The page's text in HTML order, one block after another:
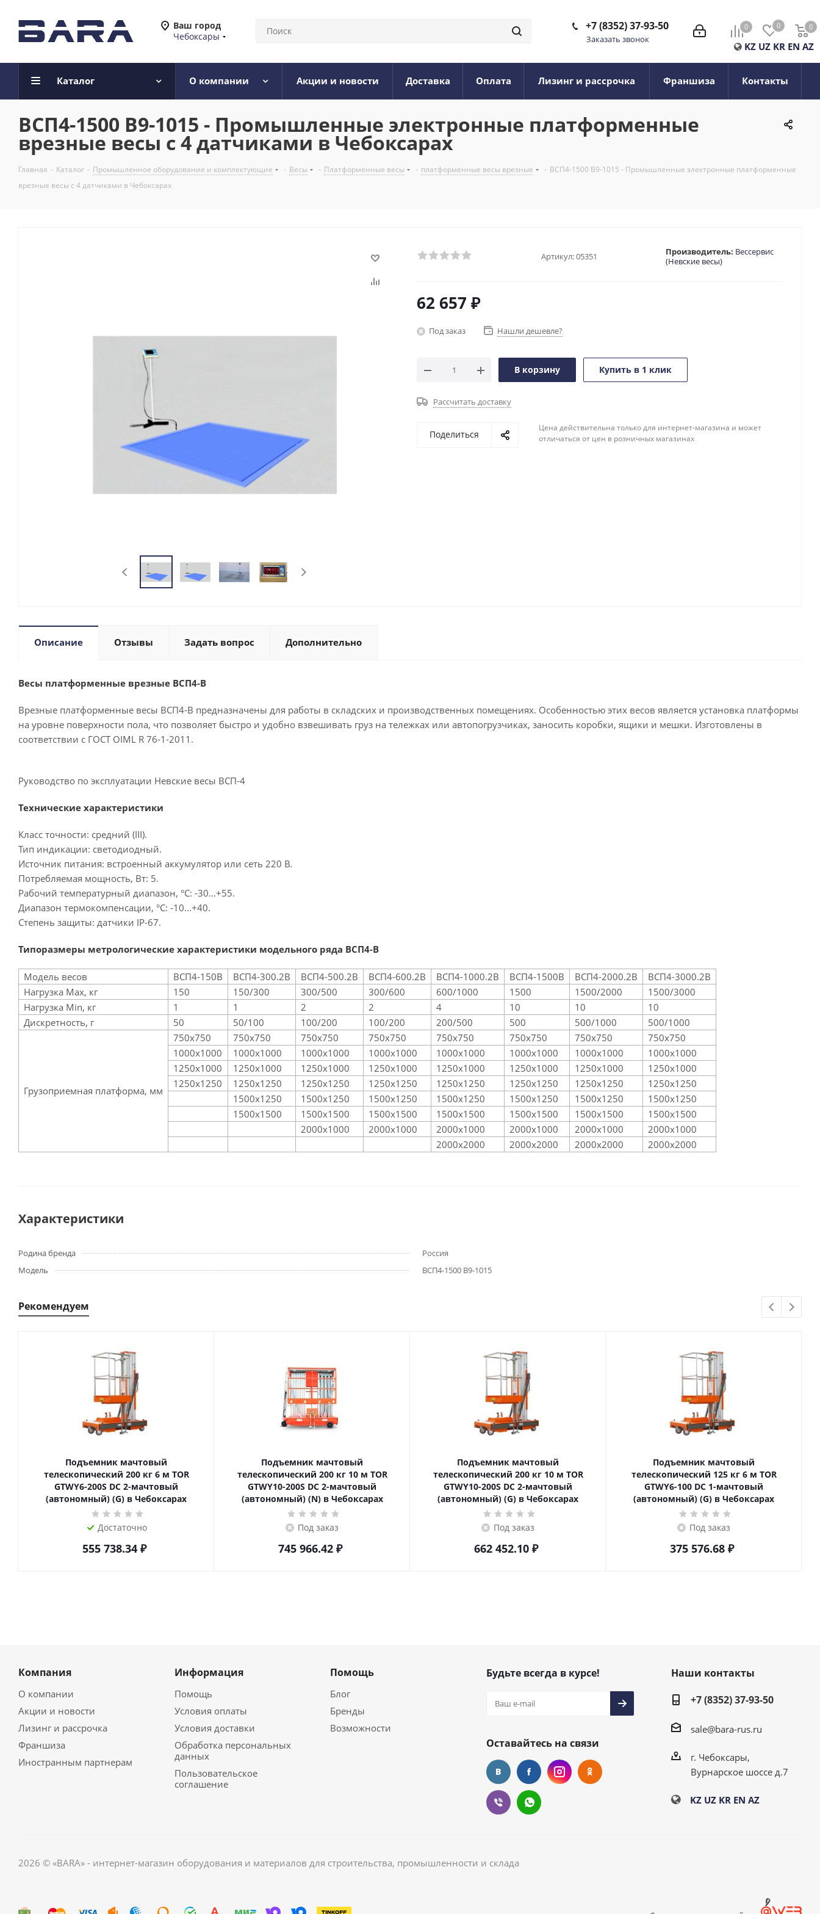
Ваш город
Чебоксары
0 0 0
0
KZ UZ KR EN AZ
+7 (8352) 37-93-50
Заказать звонок
Каталог О компании Акции и новости Доставка Оплата Лизинг и рассрочка Франшиза Контакты
ВСП4-1500 В9-1015 - Промышленные электронные платформенные
врезные весы с 4 датчиками в Чебоксарах
Главная - Каталог - Промышленное оборудование и комплектующие - Весы - Платформенные весы - платформенные весы врезные - ВСП4-1500 В9-1015 - Промышленные электронные платформенные
врезные весы с 4 датчиками в Чебоксарах
Артикул:05351 Производитель: Вессервис
(Невские весы)
62 657 ₽
Под заказ Нашли дешевле?
В корзину Купить в 1 клик
Рассчитать доставку
Поделиться
Цена действительна только для интернет-магазина и может
отличаться от цен в розничных магазинах
Описание Отзывы Задать вопрос Дополнительно
Весы платформенные врезные ВСП4-В
Врезные платформенные весы ВСП4-В предназначены для работы в складских и производственных помещениях. Особенностью этих весов является установка платформы
на уровне поверхности пола, что позволяет быстро и удобно взвешивать груз на тележках или автопогрузчиках, заносить коробки, ящики и мешки. Изготовлены в
соответствии с ГОСТ OIML R 76-1-2011.
Руководство по эксплуатации Невские весы ВСП-4
Технические характеристики
Класс точности: средний (III).
Тип индикации: светодиодный.
Источник питания: встроенный аккумулятор или сеть 220 В.
Потребляемая мощность, Вт: 5.
Рабочий температурный диапазон, °С: -30...+55.
Диапазон термокомпенсации, °С: -10...+40.
Степень защиты: датчики IP-67.
Типоразмеры метрологические характеристики модельного ряда ВСП4-В
Модель весов ВСП4-150В ВСП4-300.2В ВСП4-500.2В ВСП4-600.2В ВСП4-1000.2В ВСП4-1500В ВСП4-2000.2В
ВСП4-3000.2В
Нагрузка Max, кг
150 150/300 300/500 300/600 600/1000 1500 1500/2000
1500/3000
Нагрузка Min, кг
1 1 2 2 4 10 10
10
Дискретность, г
50 50/100 100/200 100/200 200/500 500 500/1000 500/1000
Грузоприемная платформа, мм
750х750 750х750 750х750 750х750 750х750 750х750 750х750
750х750
1000х1000
1000х1000 1000х1000 1000х1000 1000х1000 1000х1000 1000х1000
1000х1000
1250х1000
1250х1000 1250х1000 1250х1000 1250х1000 1250х1000 1250х1000
1250х1000
1250х1250
1250х1250 1250х1250 1250х1250 1250х1250 1250х1250 1250х1250
1250х1250
1500х1250
1500х1250 1500х1250 1500х1250 1500х1250 1500х1250
1500х1250
1500х1500
1500х1500 1500х1500 1500х1500 1500х1500 1500х1500
1500х1500
2000х1000
2000х1000 2000х1000 2000х1000 2000х1000
2000х1000
2000х2000
2000х2000 2000х2000 2000х2000
Характеристики
Родина бренда
Россия
Модель
ВСП4-1500 В9-1015
Рекомендуем
Подъемник мачтовый
телескопический 200 кг 6 м TOR
GTWY6-200S DC 2-мачтовый
(автономный) (G) в Чебоксарах
Достаточно
555 738.34₽
Подъемник мачтовый
телескопический 200 кг 10 м TOR
GTWY10-200S DC 2-мачтовый
(автономный) (N) в Чебоксарах
Под заказ
745 966.42₽
Подъемник мачтовый
телескопический 200 кг 10 м TOR
GTWY10-200S DC 2-мачтовый
(автономный) (G) в Чебоксарах
Под заказ
662 452.10₽
Подъемник мачтовый
телескопический 125 кг 6 м TOR
GTWY6-100 DC 1-мачтовый
(автономный) (G) в Чебоксарах
Под заказ
375 576.68₽
Компания
О компании
Акции и новости
Лизинг и рассрочка
Франшиза
Иностранным партнерам
Информация
Помощь
Условия оплаты
Условия доставки
Обработка персональных
данных
Пользовательское
соглашение
Помощь
Блог
Бренды
Возможности
Будьте всегда в курсе!
Оставайтесь на связи
Наши контакты
+7 (8352) 37-93-50
sale@bara-rus.ru
г. Чебоксары,
Вурнарское шоссе д.7
KZ UZ KR EN AZ
2026 © «BARA» - интернет-магазин оборудования и материалов для строительства, промышленности и склада